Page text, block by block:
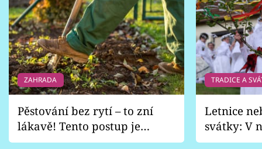
ZAHRADA
Pěstování bez rytí – to zní
lákavě! Tento postup je
vhodný jen pro některé
TRADICE A
Letnice
svátky: V
pondělí